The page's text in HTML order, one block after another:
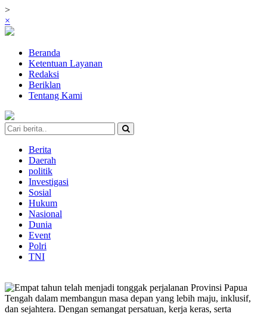
>
×
Beranda
Ketentuan Layanan
Redaksi
Beriklan
Tentang Kami
Berita
Daerah
politik
Investigasi
Sosial
Hukum
Nasional
Dunia
Event
Polri
TNI